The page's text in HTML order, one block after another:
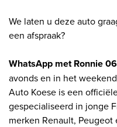
We laten u deze auto
een afspraak?
WhatsApp met Ronnie
avonds en in het
Auto Koese is een
gespecialiseerd in jonge
merken Renault, Peugeot